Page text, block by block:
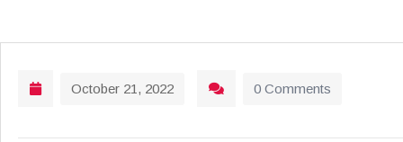
October 21, 2022 0 Comments